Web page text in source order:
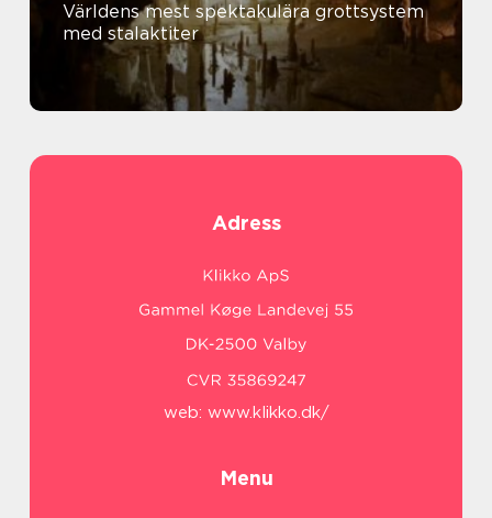
Världens mest spektakulära grottsystem
med stalaktiter
Adress
web: www.klikko.dk/
Menu